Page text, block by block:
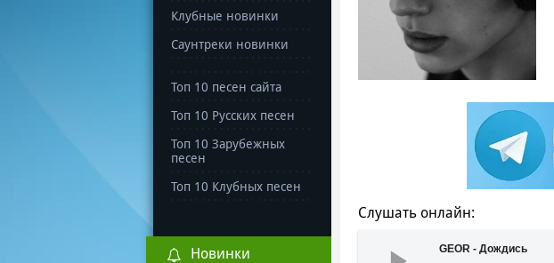
Клубные новинки
Саунтреки новинки
Топ 10 песен сайта
Топ 10 Русских песен
Топ 10 Зарубежных
песен
Топ 10 Клубных песен
Новинки
Слушать онлайн:
GEOR - Дождись